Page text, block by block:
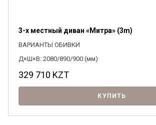
3-х местный диван «Митра» (3m)
ВАРИАНТЫ ОБИВКИ
Д×Ш×В: 2080/890/900 (мм)
329 710 KZT
КУПИТЬ